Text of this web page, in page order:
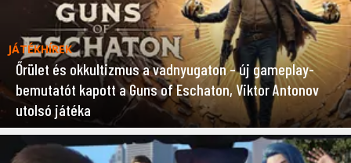
JÁTÉKHÍREK
Őrület és okkultizmus a vadnyugaton – új gameplay-
bemutatót kapott a Guns of Eschaton, Viktor Antonov
utolsó játéka